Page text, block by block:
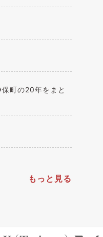
町の20年をまと
もっと見る